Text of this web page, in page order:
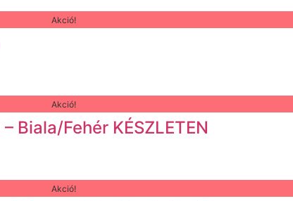
Akció!
Akció!
Biala/Fehér KÉSZLETEN
Akció!